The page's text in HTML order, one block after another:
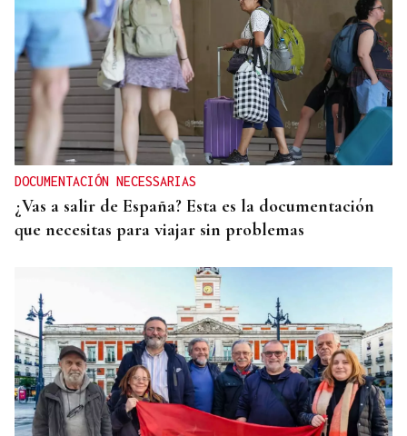
DOCUMENTACIÓN NECESSARIAS
¿Vas a salir de España? Esta es la documentación
que necesitas para viajar sin problemas